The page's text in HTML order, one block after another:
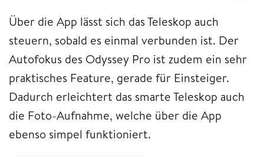
Über die App lässt sich das Teleskop auch
steuern, sobald es einmal verbunden ist. Der
Autofokus des Odyssey Pro ist zudem ein sehr
praktisches Feature, gerade für Einsteiger.
Dadurch erleichtert das smarte Teleskop auch
die Foto-Aufnahme, welche über die App
ebenso simpel funktioniert.